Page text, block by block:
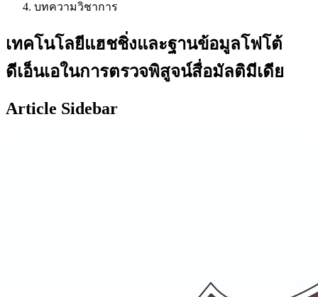
บทความวิชาการ
เทคโนโลยีแฮชชิ่งและฐานข้อมูลโฟโต้
ดีเอ็นเอในการตรวจพิสูจน์สื่อมัลติมีเดีย
Article Sidebar